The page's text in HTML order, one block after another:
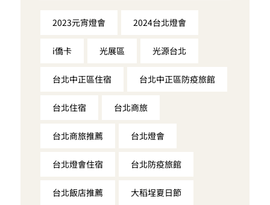
2023元宵燈會 2024台北燈會
i僑卡 光展區 光源台北
台北中正區住宿 台北中正區防疫旅館
台北住宿 台北商旅
台北商旅推薦 台北燈會
台北燈會住宿 台北防疫旅館
台北飯店推薦 大稻埕夏日節